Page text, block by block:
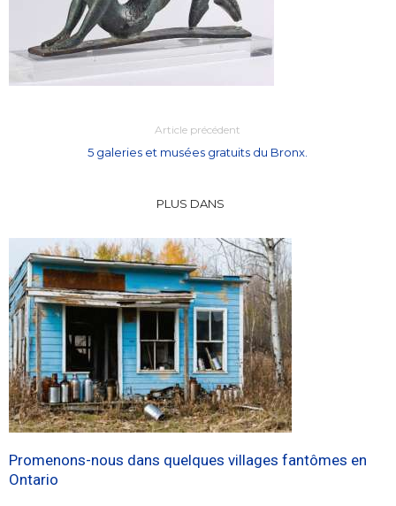
Article précédent
5 galeries et musées gratuits du Bronx.
PLUS DANS
Promenons-nous dans quelques villages fantômes en
Ontario